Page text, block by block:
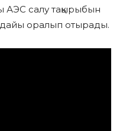
АЭС салу тақырыбын
оралып отырады.